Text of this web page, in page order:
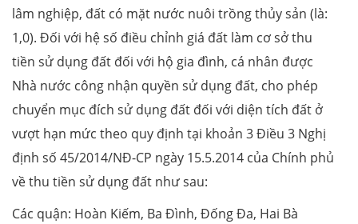
lâm nghiệp, đất có mặt nước nuôi trồng thủy sản (là:
1,0). Đối với hệ số điều chỉnh giá đất làm cơ sở thu
tiền sử dụng đất đối với hộ gia đình, cá nhân được
Nhà nước công nhận quyền sử dụng đất, cho phép
chuyển mục đích sử dụng đất đối với diện tích đất ở
vượt hạn mức theo quy định tại khoản 3 Điều 3 Nghị
định số 45/2014/NĐ-CP ngày 15.5.2014 của Chính phủ
về thu tiền sử dụng đất như sau:
Các quận: Hoàn Kiếm, Ba Đình, Đống Đa, Hai Bà